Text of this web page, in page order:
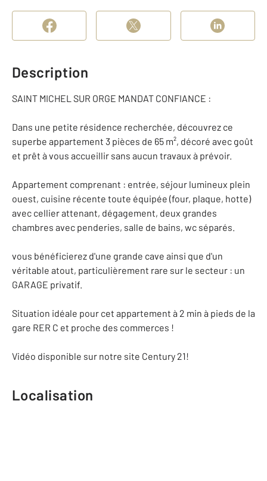
Description
SAINT MICHEL SUR ORGE MANDAT CONFIANCE :
Dans une petite résidence recherchée, découvrez ce
superbe appartement 3 pièces de 65 m², décoré avec goût
et prêt à vous accueillir sans aucun travaux à prévoir.
Appartement comprenant : entrée, séjour lumineux plein
ouest, cuisine récente toute équipée (four, plaque, hotte)
avec cellier attenant, dégagement, deux grandes
chambres avec penderies, salle de bains, wc séparés.
vous bénéficierez d'une grande cave ainsi que d'un
véritable atout, particulièrement rare sur le secteur : un
GARAGE privatif.
Situation idéale pour cet appartement à 2 min à pieds de la
gare RER C et proche des commerces !
Vidéo disponible sur notre site Century 21!
Localisation